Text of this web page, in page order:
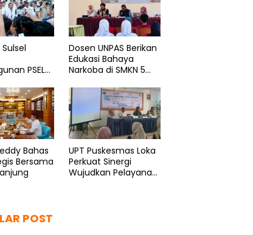
PSEL
Dosen UNPAS Berikan
Edukasi Bahaya
Narkoba di SMKN 5
Bahas
Bersama
UPT Puskesmas Loka
Perkuat Sinergi
Wujudkan Pelayanan
POST